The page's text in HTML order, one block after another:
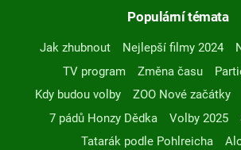
Populární témata
Jak zhubnout Nejlepší filmy 2024
TV program
Změna času
Kdy budou volby
ZOO Nové začátky
7 pádů Honzy Dědka
Volby 2025
Tatarák podle Pohlreicha